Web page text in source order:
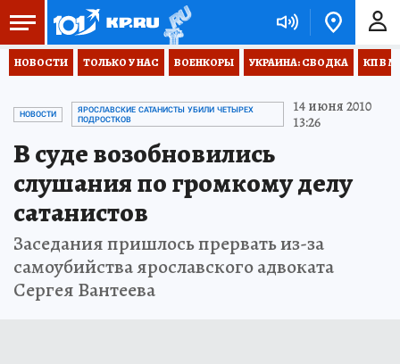
НОВОСТИ ТОЛЬКО У НАС ВОЕНКОРЫ УКРАИНА: СВОДКА КП В
НОВОСТИ
ЯРОСЛАВСКИЕ САТАНИСТЫ УБИЛИ ЧЕТЫРЕХ
ПОДРОСТКОВ
14 июня 2010
13:26
В суде возобновились
слушания по громкому делу
сатанистов
Заседания пришлось прервать из-за
самоубийства ярославского адвоката
Сергея Вантеева